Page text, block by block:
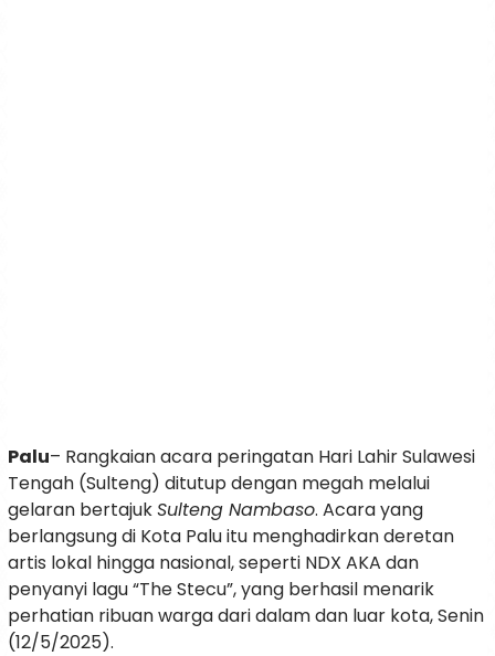
Palu– Rangkaian acara peringatan Hari Lahir Sulawesi
Tengah (Sulteng) ditutup dengan megah melalui
gelaran bertajukSulteng Nambaso. Acara yang
berlangsung di Kota Palu itu menghadirkan deretan
artis lokal hingga nasional, seperti NDX AKA dan
penyanyi lagu “The Stecu”, yang berhasil menarik
perhatian ribuan warga dari dalam dan luar kota, Senin
(12/5/2025).